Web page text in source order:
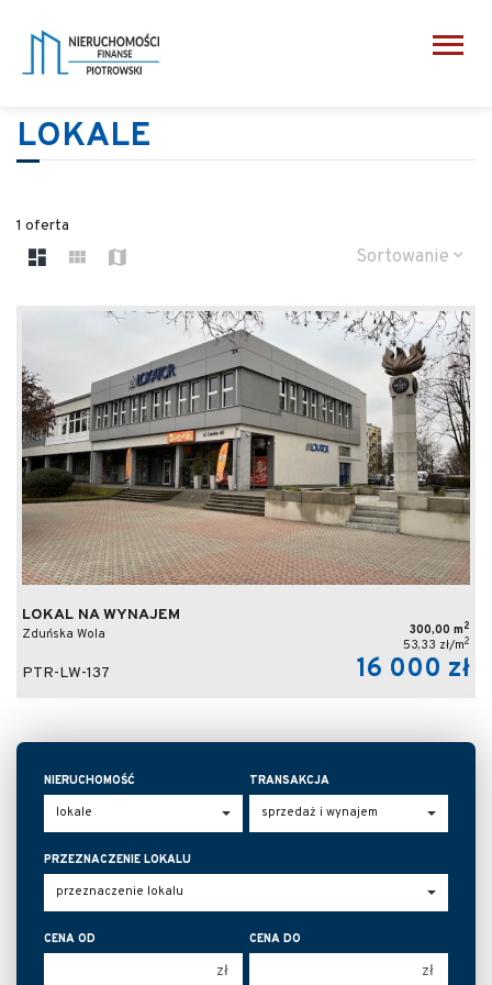
LOKALE
1 oferta
Sortowanie
LOKAL NA WYNAJEM
Zduńska Wola 300,00 m 2
53,33 zł/m2
PTR-LW-137 16 000 zł
NIERUCHOMOŚĆ TRANSAKCJA
PRZEZNACZENIE LOKALU
CENA OD
zł
CENA DO
zł